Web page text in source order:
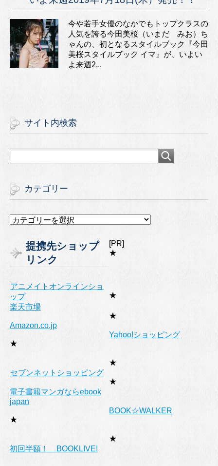
今や若手女優のなかでもトップクラスの
人気を誇る今田美桜（いまだ みお）ち
ゃんの、初となるスタイルブック『今田
美桜スタイルブック イマ』が、いよい
よ来週2...
サイト内検索
カテゴリー
カ
リ
ー
提携先ショップ
リンク
[PR]
★
アニメイトオンラインショ
ップ
★
楽天市場
★
Amazon.co.jp
★
Yahoo!ショッピング
★
セブンネットショッピング
★
電子書籍マンガならebook
japan
★
BOOK☆WALKER
★
初回半額！ BOOKLIVE!